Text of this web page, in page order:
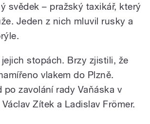
svědek – pražský taxikář, který
Jeden z nich mluvil rusky a
stopách. Brzy zjistili, že
vlakem do Plzně.
zavolání rady Vaňáska v
Zítek a Ladislav Frömer.